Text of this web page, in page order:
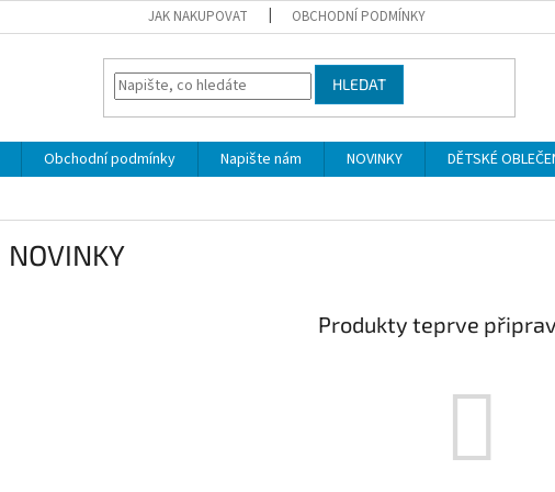
JAK NAKUPOVAT OBCHODNÍ PODMÍNKY
HLEDAT
Obchodní podmínky Napište nám NOVINKY DĚTSKÉ
NOVINKY
Produkty teprve